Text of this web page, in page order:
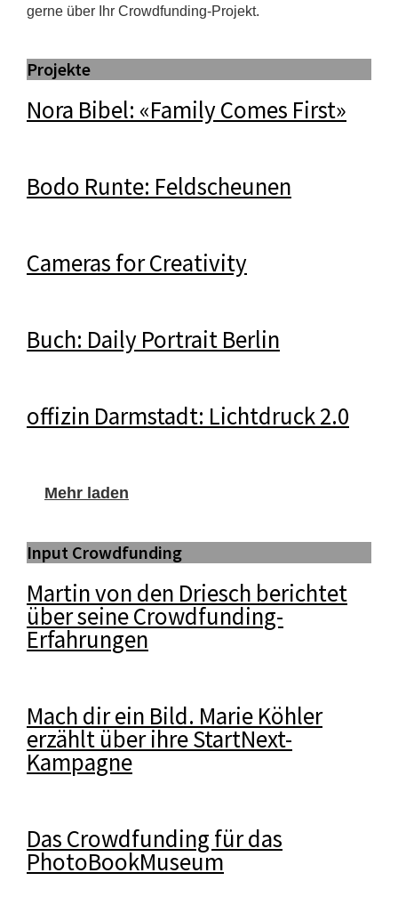
gerne über Ihr Crowdfunding-Projekt.
Projekte
Nora Bibel: «Family Comes First»
Bodo Runte: Feldscheunen
Cameras for Creativity
Buch: Daily Portrait Berlin
offizin Darmstadt: Lichtdruck 2.0
Mehr laden
Input Crowdfunding
Martin von den Driesch berichtet
über seine Crowdfunding-
Erfahrungen
Mach dir ein Bild. Marie Köhler
erzählt über ihre StartNext-
Kampagne
Das Crowdfunding für das
PhotoBookMuseum